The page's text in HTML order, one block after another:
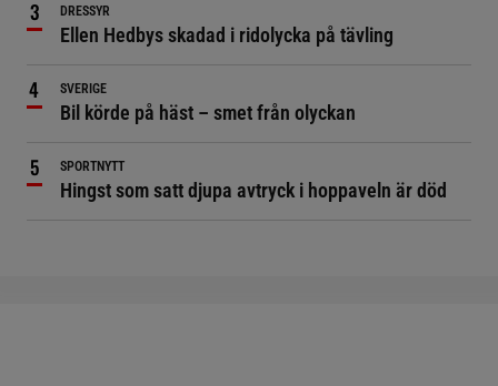
DRESSYR
Ellen Hedbys skadad i ridolycka på tävling
SVERIGE
Bil körde på häst – smet från olyckan
SPORTNYTT
Hingst som satt djupa avtryck i hoppaveln är död